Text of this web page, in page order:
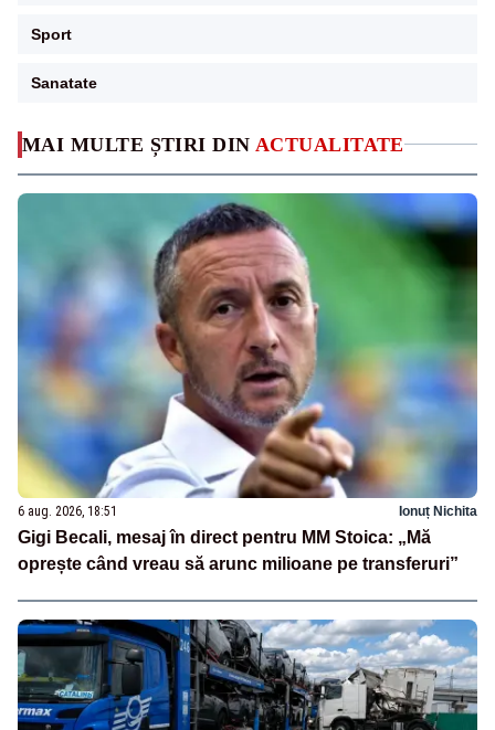
MAI MULTE ȘTIRI DIN ACTUALITATE
6 aug. 2026, 18:51 Ionuț Nichita
Gigi Becali, mesaj în direct pentru MM Stoica: „Mă
oprește când vreau să arunc milioane pe transferuri”
Sport
Sanatate